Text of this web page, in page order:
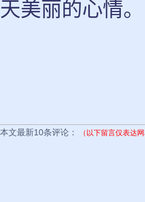
天美丽的心情。
本文最新10条评论： （以下留言仅表达